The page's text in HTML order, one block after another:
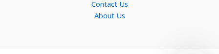
Contact Us
About Us